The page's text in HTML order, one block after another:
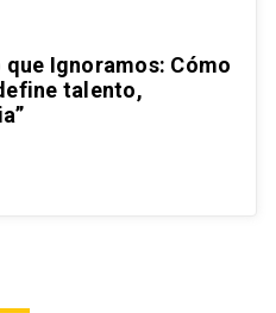
Ignoramos: Cómo
talento,